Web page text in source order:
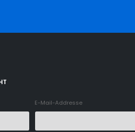
E-Mail-Addresse